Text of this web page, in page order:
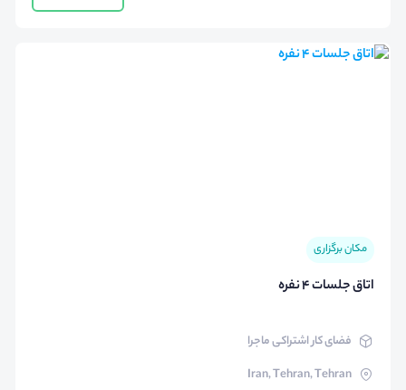
مکان برگزاری
اتاق جلسات 4 نفره
فضای کار اشتراکی ماجرا
Iran, Tehran, Tehran